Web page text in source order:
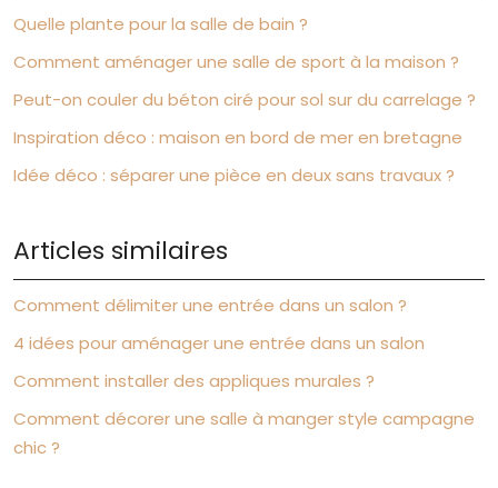
Quelle plante pour la salle de bain ?
Comment aménager une salle de sport à la maison ?
Peut-on couler du béton ciré pour sol sur du carrelage ?
Inspiration déco : maison en bord de mer en bretagne
Idée déco : séparer une pièce en deux sans travaux ?
Articles similaires
Comment délimiter une entrée dans un salon ?
4 idées pour aménager une entrée dans un salon
Comment installer des appliques murales ?
Comment décorer une salle à manger style campagne
chic ?